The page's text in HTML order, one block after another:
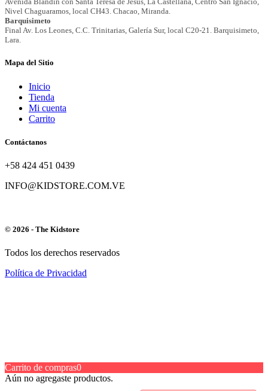
Mapa del Sitio
Inicio
Tienda
Mi cuenta
Carrito
Contáctanos
+58 424 451 0439
INFO@KIDSTORE.COM.VE
© 2026 - The Kidstore
Todos los derechos reservados
Política de Privacidad
Carrito de compras0
Aún no agregaste productos.